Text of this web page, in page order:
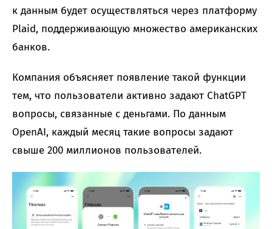
к данным будет осуществляться через платформу
Plaid, поддерживающую множество американских
банков.
Компания объясняет появление такой функции
тем, что пользователи активно задают ChatGPT
вопросы, связанные с деньгами. По данным
OpenAI, каждый месяц такие вопросы задают
свыше 200 миллионов пользователей.